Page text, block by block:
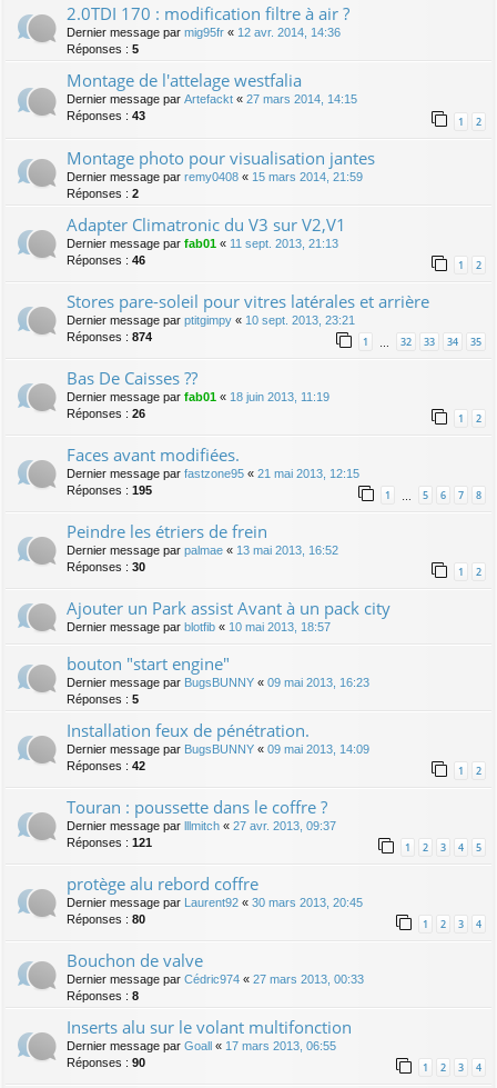
2.0TDI 170 : modification filtre à air ?
Dernier message par mig95fr « 12 avr. 2014, 14:36
Réponses : 5
Montage de l'attelage westfalia
Dernier message par Artefackt « 27 mars 2014, 14:15
Réponses : 43 1 2
Montage photo pour visualisation jantes
Dernier message par remy0408 « 15 mars 2014, 21:59
Réponses : 2
Adapter Climatronic du V3 sur V2,V1
Dernier message par fab01 « 11 sept. 2013, 21:13
Réponses : 46 1 2
Stores pare-soleil pour vitres latérales et arrière
Dernier message par ptitgimpy « 10 sept. 2013, 23:21
Réponses : 874 1 32 33 34 35
Bas De Caisses ??
Dernier message par fab01 « 18 juin 2013, 11:19
Réponses : 26 1 2
Faces avant modifiées.
Dernier message par fastzone95 « 21 mai 2013, 12:15
Réponses : 195 1 5 6 7 8
Peindre les étriers de frein
Dernier message par palmae « 13 mai 2013, 16:52
Réponses : 30 1 2
Ajouter un Park assist Avant à un pack city
Dernier message par blotfib « 10 mai 2013, 18:57
bouton "start engine"
Dernier message par BugsBUNNY « 09 mai 2013, 16:23
Réponses : 5
Installation feux de pénétration.
Dernier message par BugsBUNNY « 09 mai 2013, 14:09
Réponses : 42 1 2
Touran : poussette dans le coffre ?
Dernier message par lllmitch « 27 avr. 2013, 09:37
Réponses : 121 1 2 3 4 5
protège alu rebord coffre
Dernier message par Laurent92 « 30 mars 2013, 20:45
Réponses : 80 1 2 3 4
Bouchon de valve
Dernier message par Cédric974 « 27 mars 2013, 00:33
Réponses : 8
Inserts alu sur le volant multifonction
Dernier message par Goall « 17 mars 2013, 06:55
Réponses : 90 1 2 3 4